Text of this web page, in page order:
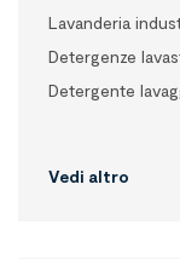
Lavanderia
Detergenze
Detergente
Vedi altro